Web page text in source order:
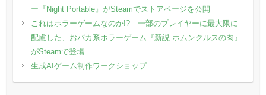
ー『Night Portable』がSteamでストアページを公開
これはホラーゲームなのか!? 一部のプレイヤーに最大限に
配慮した、おバカ系ホラーゲーム『新説 ホムンクルスの肉』
がSteamで登場
生成AIゲーム制作ワークショップ